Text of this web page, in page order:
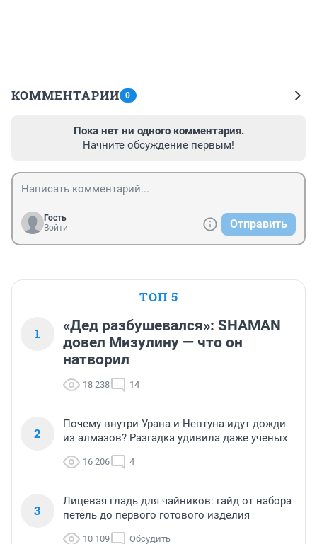
КОММЕНТАРИИ 0
Пока нет ни одного комментария.
Начните обсуждение первым!
Гость
Войти
Отправить
ТОП 5
1
«Дед разбушевался»: SHAMAN
довел Мизулину — что он
натворил
18 238 14
2
Почему внутри Урана и Нептуна идут дожди
из алмазов? Разгадка удивила даже ученых
16 206 4
3
Лицевая гладь для чайников: гайд от набора
петель до первого готового изделия
10 109 Обсудить